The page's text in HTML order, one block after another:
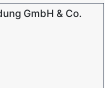
GmbH & Co.